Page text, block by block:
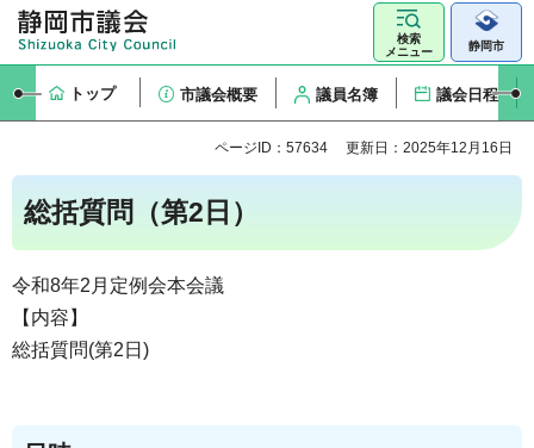
検索
メニュー
静岡市
トップ 市議会概要 議員名簿 議会日程
ページID：57634 更新日：2025年12月16日
総括質問（第2日）
令和8年2月定例会本会議
【内容】
総括質問(第2日)